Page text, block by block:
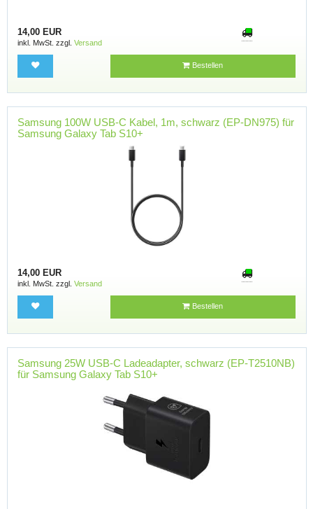
14,00 EUR
inkl. MwSt. zzgl. Versand
Bestellen
Samsung 100W USB-C Kabel, 1m, schwarz (EP-DN975) für
Samsung Galaxy Tab S10+
14,00 EUR
inkl. MwSt. zzgl. Versand
Bestellen
Samsung 25W USB-C Ladeadapter, schwarz (EP-T2510NB)
für Samsung Galaxy Tab S10+